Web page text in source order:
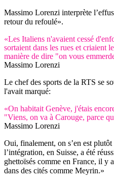
Massimo Lorenzi interprète
retour du refoulé».
«Les Italiens n'avaient cessé
sortaient dans les rues et criaient
manière de dire "on vous
Massimo Lorenzi
Le chef des sports de la RTS se
l'avait marqué:
«On habitait Genève, j'étais
"Viens, on va à Carouge, parce
Massimo Lorenzi
Oui, finalement, on s’en est
l’intégration, en Suisse, a été
ghettoïsés comme en France, il y
dans des cités comme Meyrin.»